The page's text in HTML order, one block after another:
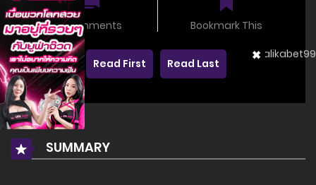
0 comments Bookmark This
Read First Read Last
SUMMARY